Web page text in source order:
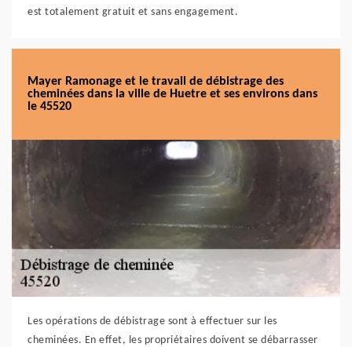
est totalement gratuit et sans engagement.
Mayer Ramonage et le travail de débistrage des
cheminées dans la ville de Huetre et ses environs dans
le 45520
Les opérations de débistrage sont à effectuer sur les
cheminées. En effet, les propriétaires doivent se débarrasser